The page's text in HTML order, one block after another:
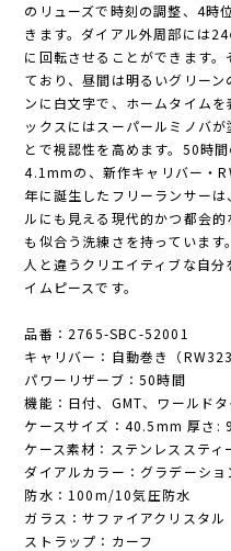
のリューズで時刻の調整、4時
きます。ダイアル外周部には
に回転させることができます
ており、昼間は明るいグリー
ンに白文字で、ホームタイム
ックスにはスーパールミノバ
とで視認性を高めます。50時
4.1mmの、新作キャリバー・
年に誕生したフリーランサー
ルにも見える現代的かつ都会
も似合う洗練さを持っています
人と違うクリエイティブな自
イムピースです。
品番：2765-SBC-52001
キャリバー：自動巻き（
パワーリザーブ：50時間
機能：日付、GMT、ワールド
ケースサイズ：40.5mm 厚さ:
ケース素材：ステンレススティ
ダイアルカラー：グラデーショ
防水：100m/10気圧防水
ガラス：サファイアクリスタル
ストラップ：カーフ